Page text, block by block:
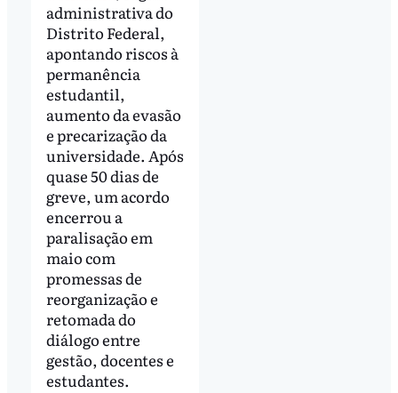
administrativa do
Distrito Federal,
apontando riscos à
permanência
estudantil,
aumento da evasão
e precarização da
universidade. Após
quase 50 dias de
greve, um acordo
encerrou a
paralisação em
maio com
promessas de
reorganização e
retomada do
diálogo entre
gestão, docentes e
estudantes.